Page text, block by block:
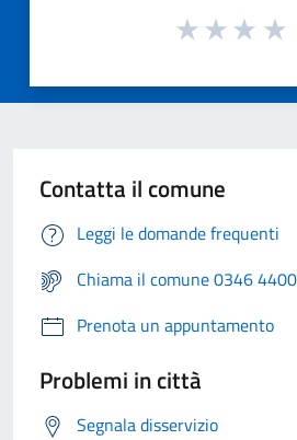
Contatta il comune
Leggi le domande frequenti
Chiama il comune 0346
Prenota un appuntamento
Problemi in città
Segnala disservizio